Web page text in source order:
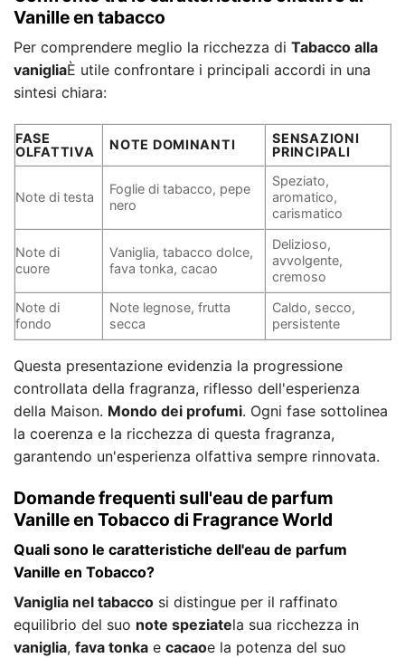
Vanille en tabacco
Per comprendere meglio la ricchezza di Tabacco alla
vanigliaÈ utile confrontare i principali accordi in una
sintesi chiara:
FASE
OLFATTIVA
NOTE DOMINANTI
SENSAZIONI
PRINCIPALI
Note di testa
Foglie di tabacco, pepe
nero
Speziato,
aromatico,
carismatico
Note di
cuore
Vaniglia, tabacco dolce,
fava tonka, cacao
Delizioso,
avvolgente,
cremoso
Note di
fondo
Note legnose, frutta
secca
Caldo, secco,
persistente
Questa presentazione evidenzia la progressione
controllata della fragranza, riflesso dell'esperienza
della Maison. Mondo dei profumi. Ogni fase sottolinea
la coerenza e la ricchezza di questa fragranza,
garantendo un'esperienza olfattiva sempre rinnovata.
Domande frequenti sull'eau de parfum
Vanille en Tobacco di Fragrance World
Quali sono le caratteristiche dell'eau de parfum
Vanille en Tobacco?
Vaniglia nel tabacco si distingue per il raffinato
equilibrio del suo note speziatela sua ricchezza in
vaniglia, fava tonka e cacaoe la potenza del suo